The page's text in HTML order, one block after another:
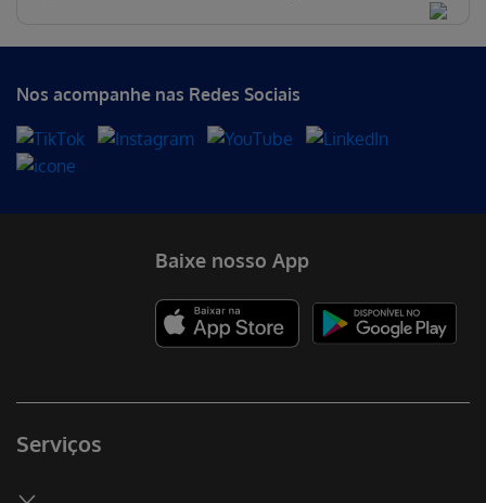
Nos acompanhe nas Redes Sociais
Serviços
Baixe nosso App